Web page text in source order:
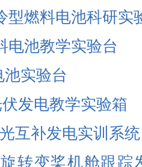
型燃料电池科研实
电池教学实验台
实验台
发电教学实验箱
互补发电实训系统
转变桨机舱跟踪